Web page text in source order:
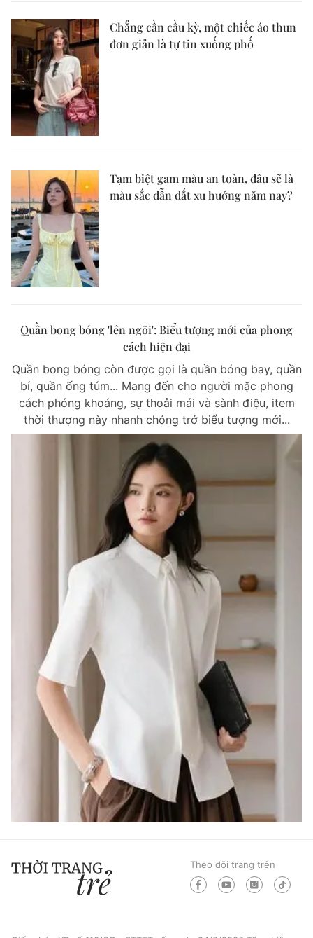
Chẳng cần cầu kỳ, một chiếc áo thun
đơn giản là tự tin xuống phố
Tạm biệt gam màu an toàn, đâu sẽ là
màu sắc dẫn dắt xu hướng năm nay?
Quần bong bóng 'lên ngôi': Biểu tượng mới của phong
cách hiện đại
Quần bong bóng còn được gọi là quần bóng bay, quần
bí, quần ống túm... Mang đến cho người mặc phong
cách phóng khoáng, sự thoải mái và sành điệu, item
thời thượng này nhanh chóng trở biểu tượng mới...
Theo dõi trang trên